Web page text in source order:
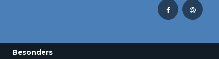
Besonders